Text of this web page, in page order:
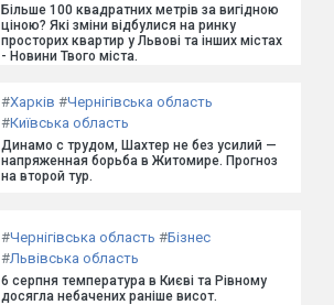
Більше 100 квадратних метрів за вигідною
ціною? Які зміни відбулися на ринку
просторих квартир у Львові та інших містах
- Новини Твого міста.
#Харків #Чернігівська область
#Київська область
Динамо с трудом, Шахтер не без усилий —
напряженная борьба в Житомире. Прогноз
на второй тур.
#Чернігівська область #Бізнес
#Львівська область
6 серпня температура в Києві та Рівному
досягла небачених раніше висот.